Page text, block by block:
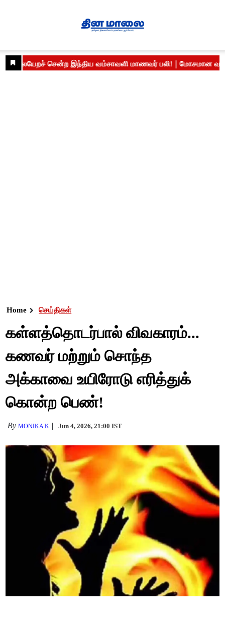
Home செய்திகள்
கள்ளத்தொடர்பால் விவகாரம்...
கணவர் மற்றும் சொந்த
அக்காவை உயிரோடு எரித்துக்
கொன்ற பெண்!
ByMONIKA K Jun 4, 2026, 21:00 IST